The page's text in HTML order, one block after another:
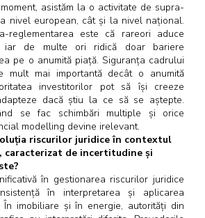
asistăm la o activitate de supra-
nivel european, cât și la nivel național.
reglementarea este că rareori aduce
iar de multe ori ridică doar bariere
pe o anumită piață. Siguranța cadrului
mult mai importantă decât o anumită
investitorilor pot să își creeze
dacă știu la ce să se aștepte.
se fac schimbări multiple și orice
modelling devine irelevant.
riscurilor juridice în contextul
caracterizat de incertitudine și
în gestionarea riscurilor juridice
în interpretarea și aplicarea
imobiliare și în energie, autorități din